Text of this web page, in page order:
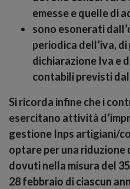
emesse e quelle di
sono esonerati
periodica dell’iva,
dichiarazione Iva e
contabili previsti
Si ricorda infine che i
esercitano attività
gestione Inps artigiani/
optare per una
dovuti nella misura del
28 febbraio di ciascun